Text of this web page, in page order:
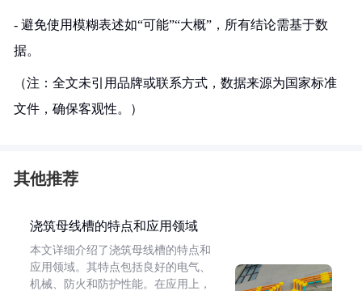
- 避免使用模糊表述如“可能”“大概”，所有结论需基于数
据。
（注：全文未引用品牌或联系方式，数据来源为国家标准
文件，确保客观性。）
其他推荐
浇筑母线槽的特点和应用领域
本文详细介绍了浇筑母线槽的特点和
应用领域。其特点包括良好的电气、
机械、防火和防护性能。在应用上，